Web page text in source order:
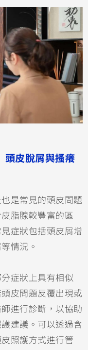
皮脫屑與搔癢
是常見的頭皮問題
脂腺較豐富的區
症狀包括頭皮屑增
情況。
症狀上具有相似
皮問題反覆出現或
進行診斷，以協助
建議。可以透過含
照護方式進行管